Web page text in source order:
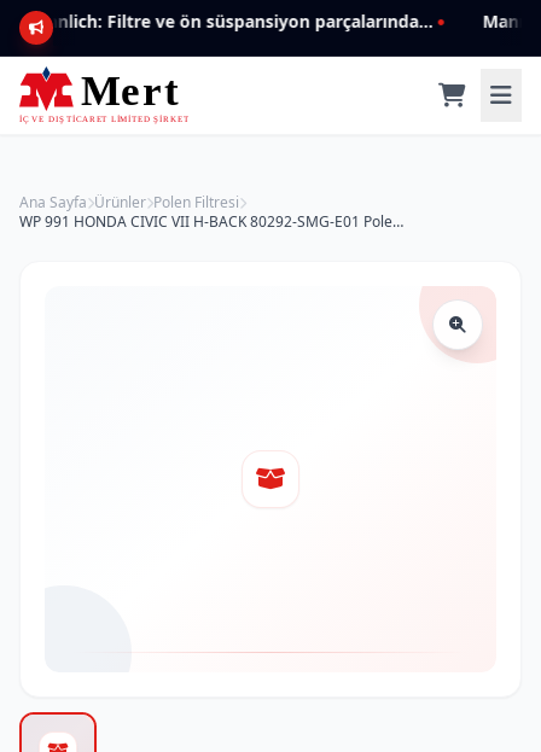
Mannlich: Filtre ve ön süspansiyon parçalarında genişleyen ürün yelpazesiyle kalite ve güven.
Ana Sayfa Ürünler Polen Filtresi
WP 991 HONDA CIVIC VII H-BACK 80292-SMG-E01 Polen Filtresi